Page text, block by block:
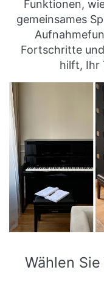
Funktionen,
gemeinsames
Fortschritte
hilft, Ihr
Wählen